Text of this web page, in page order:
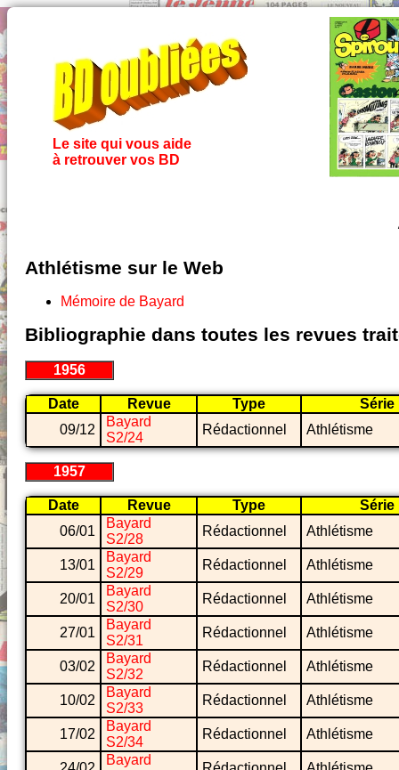
Le site qui vous aide
à retrouver vos BD
Athlétisme sur le Web
Mémoire de Bayard
Bibliographie dans toutes les revues
1956
Date Revue Type
Série
09/12
Bayard
S2/24
Rédactionnel Athlétisme
1957
Date Revue Type
Série
06/01
Bayard
S2/28
Rédactionnel Athlétisme
13/01
Bayard
S2/29
Rédactionnel Athlétisme
20/01
Bayard
S2/30
Rédactionnel Athlétisme
27/01
Bayard
S2/31
Rédactionnel Athlétisme
03/02
Bayard
S2/32
Rédactionnel Athlétisme
10/02
Bayard
S2/33
Rédactionnel Athlétisme
17/02
Bayard
S2/34
Rédactionnel Athlétisme
Bayard